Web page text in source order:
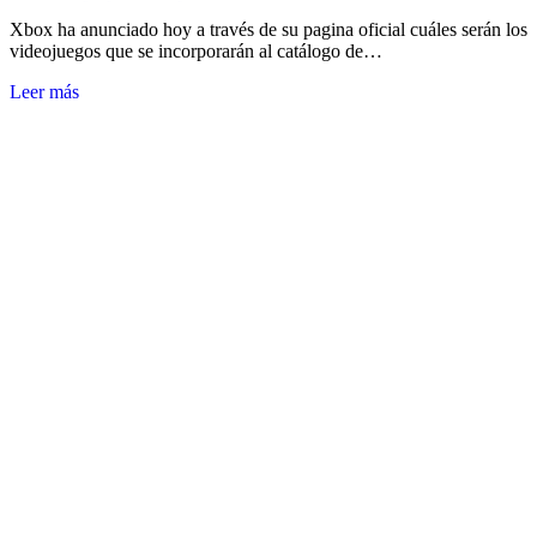
Xbox ha anunciado hoy a través de su pagina oficial cuáles serán los
videojuegos que se incorporarán al catálogo de…
Leer más